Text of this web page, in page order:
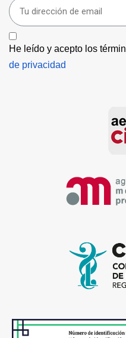
He leído y acepto los
de privacidad